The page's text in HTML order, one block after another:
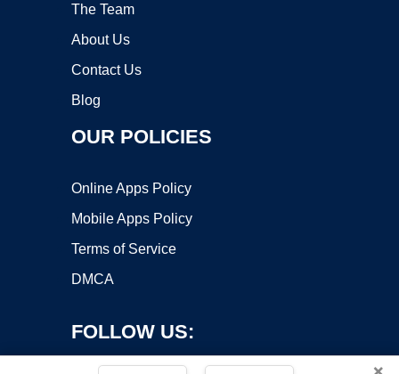
The Team
About Us
Contact Us
Blog
OUR POLICIES
Online Apps Policy
Mobile Apps Policy
Terms of Service
DMCA
FOLLOW US: